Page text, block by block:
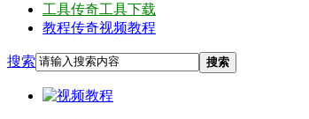
工具传奇工具下载
教程传奇视频教程
搜索 搜索